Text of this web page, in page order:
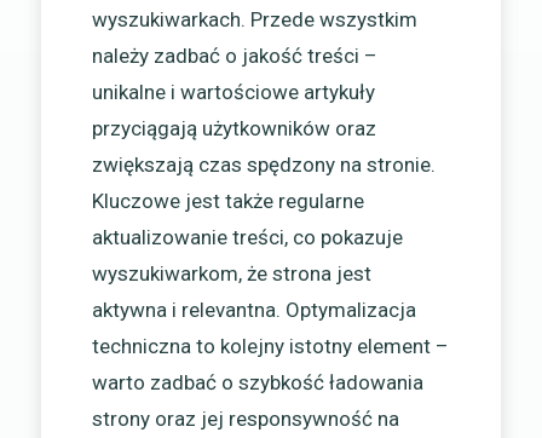
wyszukiwarkach. Przede wszystkim
należy zadbać o jakość treści –
unikalne i wartościowe artykuły
przyciągają użytkowników oraz
zwiększają czas spędzony na stronie.
Kluczowe jest także regularne
aktualizowanie treści, co pokazuje
wyszukiwarkom, że strona jest
aktywna i relevantna. Optymalizacja
techniczna to kolejny istotny element –
warto zadbać o szybkość ładowania
strony oraz jej responsywność na